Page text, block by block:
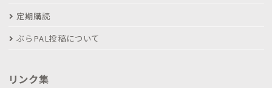
定期購読
ぶらPAL投稿について
リンク集